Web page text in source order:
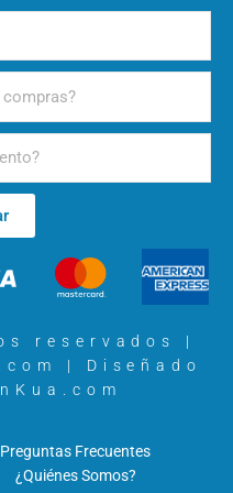
reservados |
| Diseñado
Preguntas Frecuentes
¿Quiénes Somos?